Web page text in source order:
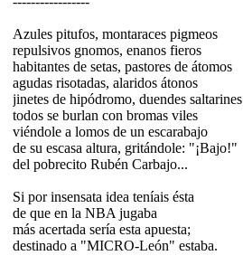
Azules pitufos, montaraces pigmeos
repulsivos gnomos, enanos fieros
habitantes de setas, pastores de átomos
agudas risotadas, alaridos átonos
jinetes de hipódromo, duendes saltarines
todos se burlan con bromas viles
viéndole a lomos de un escarabajo
de su escasa altura, gritándole: "¡Bajo!"
del pobrecito Rubén Carbajo...
Si por insensata idea teníais ésta
de que en la NBA jugaba
más acertada sería esta apuesta;
destinado a "MICRO-León" estaba.